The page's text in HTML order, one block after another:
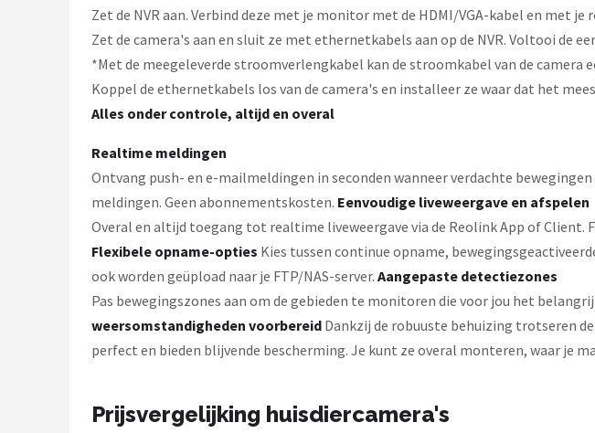
Zet de NVR aan. Verbind deze met je monitor met de HDMI/VGA-kabel en met
Zet de camera's aan en sluit ze met ethernetkabels aan op de NVR. Voltooi
*Met de meegeleverde stroomverlengkabel kan de stroomkabel van de camera
Koppel de ethernetkabels los van de camera's en installeer ze waar dat het
Alles onder controle, altijd en overal
Realtime meldingen
Ontvang push- en e-mailmeldingen in seconden wanneer verdachte
meldingen. Geen abonnementskosten. Eenvoudige liveweergave en afspelen
Overal en altijd toegang tot realtime liveweergave via de Reolink App of
Flexibele opname-opties Kies tussen continue opname,
ook worden geüpload naar je FTP/NAS-server. Aangepaste detectiezones
Pas bewegingszones aan om de gebieden te monitoren die voor jou het
weersomstandigheden voorbereid Dankzij de robuuste behuizing trotseren
perfect en bieden blijvende bescherming. Je kunt ze overal monteren, waar je
Prijsvergelijking huisdiercamera's